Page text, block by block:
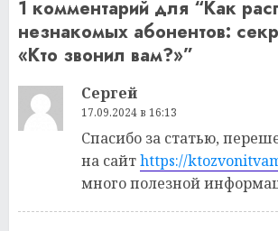
1 комментарий для “Как
незнакомых абонентов:
«Кто звонил вам?»”
Сергей
17.09.2024 в 16:13
Спасибо за статью,
на сайтhttps://
много полезной